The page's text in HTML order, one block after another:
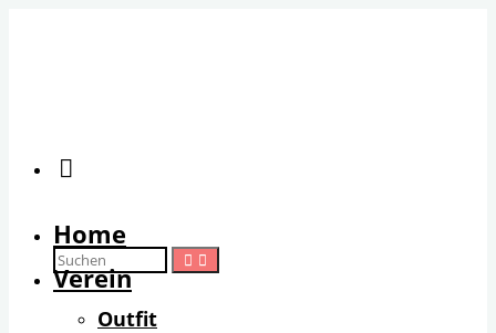
Suchen Suchen
Home
Verein
Outfit